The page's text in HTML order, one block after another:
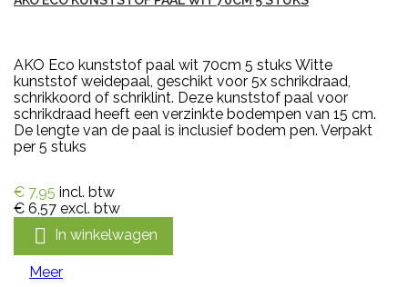
AKO Eco kunststof paal wit 70cm 5 stuks Witte
kunststof weidepaal, geschikt voor 5x schrikdraad,
schrikkoord of schriklint. Deze kunststof paal voor
schrikdraad heeft een verzinkte bodempen van 15 cm.
De lengte van de paal is inclusief bodem pen. Verpakt
per 5 stuks
€ 7,95 incl. btw
€ 6,57 excl. btw
 In winkelwagen
Meer